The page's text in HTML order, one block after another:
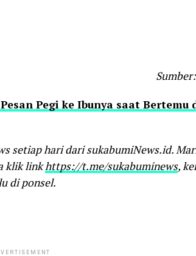
Pegi ke Ibunya saat Bertemu
setiap hari dari sukabumiNews.id.
klik linkhttps://t.me/sukabuminews,
di ponsel.